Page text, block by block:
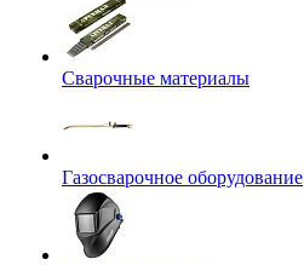
Сварочные материалы
Газосварочное оборудование